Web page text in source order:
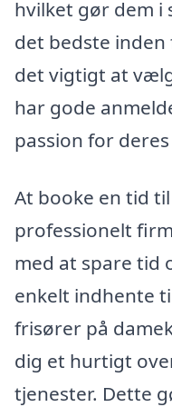
hvilket gør dem i
det bedste
det vigtigt at
har gode
passion for
At booke en tid
professionelt
med at spare tid
enkelt indhente
frisører på
dig et hurtigt
tjenester. Dette